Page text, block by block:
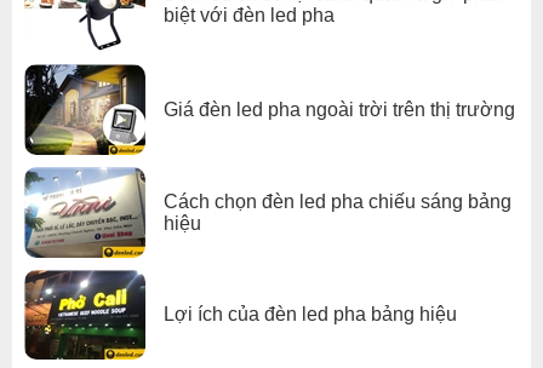
biệt với đèn led pha
Giá đèn led pha ngoài trời trên thị trường
Cách chọn đèn led pha chiếu sáng bảng
hiệu
Lợi ích của đèn led pha bảng hiệu